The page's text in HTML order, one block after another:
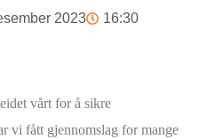
2023 16:30
vårt for å sikre
vi fått gjennomslag for mange